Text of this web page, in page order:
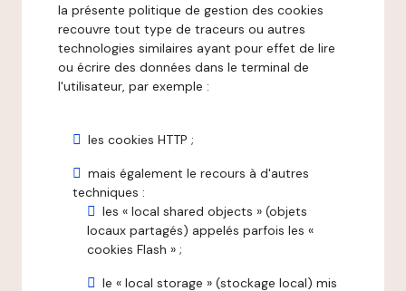
la présente politique de gestion des cookies
recouvre tout type de traceurs ou autres
technologies similaires ayant pour effet de lire
ou écrire des données dans le terminal de
l'utilisateur, par exemple :
les cookies HTTP ;
mais également le recours à d'autres
techniques :
les « local shared objects » (objets
locaux partagés) appelés parfois les «
cookies Flash » ;
le « local storage » (stockage local) mis